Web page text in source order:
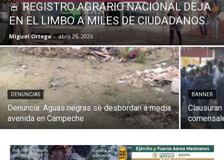
🚨 REGISTRO AGRARIO NACIONAL DEJA
EN EL LIMBO A MILES DE CIUDADANOS.
Miguel Ortega - abril 26, 2026
DENUNCIAS
Denuncia: Aguas negras se desbordan a media
avenida en Campeche
BANNER